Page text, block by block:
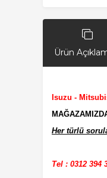
Ürün
Isuzu -
Her türlü
Tel : 0312 394